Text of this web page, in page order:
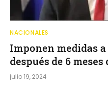
NACIONALES
Imponen medidas
después de 6
julio 19, 2024